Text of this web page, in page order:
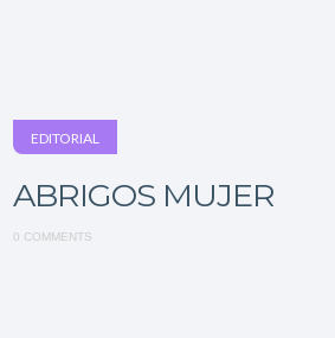
EDITORIAL
ABRIGOS MUJER
0 COMMENTS